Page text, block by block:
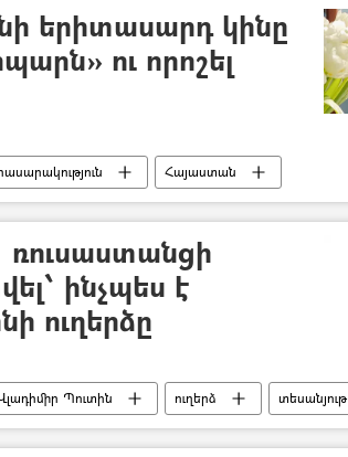
երիտասարդ կինը
ու որոշել
Հայաստան
Պետրոսյան Կին ինստագրամ
ինչպես է
ուղերձը
Պուտին ուղերձ տեսանյութ